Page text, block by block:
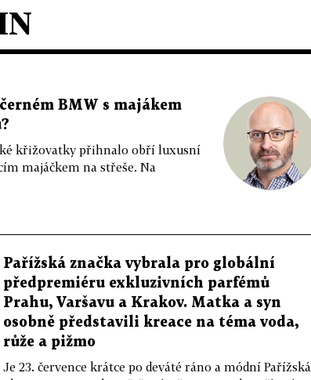
BMW s majákem
křižovatky přihnalo obří luxusní
majáčkem na střeše. Na
Pařížská značka vybrala pro globální
předpremiéru exkluzivních parfémů
Prahu, Varšavu a Krakov. Matka a syn
osobně představili kreace na téma voda,
růže a pižmo
Je 23. července krátce po deváté ráno a módní Pařížská